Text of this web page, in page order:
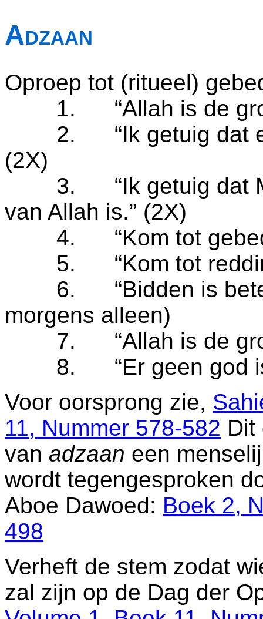
Adzaan
Oproep tot (ritueel)
1. “Allah is de
2. “Ik getuig dat er
(2X)
3. “Ik getuig dat
van Allah is.” (2X)
4. “Kom tot
5. “Kom tot
6. “Bidden is beter
morgens alleen)
7. “Allah is de
8. “Er geen god is
Voor oorsprong zie,
11, Nummer 578-582 Dit
van adzaan een
wordt tegengesproken
Aboe Dawoed: Boek 2,
498
Verheft de stem zodat
zal zijn op de Dag der